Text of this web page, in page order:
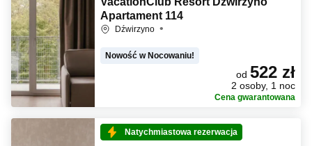
Apartament 114
Dźwirzyno
Nowość w Nocowaniu!
od 522 zł
2 osoby, 1 noc
Cena gwarantowana
Natychmiastowa rezerwacja